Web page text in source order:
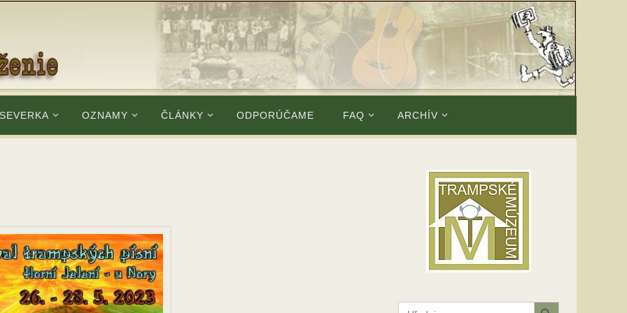
OZNAMY ČLÁNKY ODPORÚČAME FAQ ARCHÍV
Search
Search Button